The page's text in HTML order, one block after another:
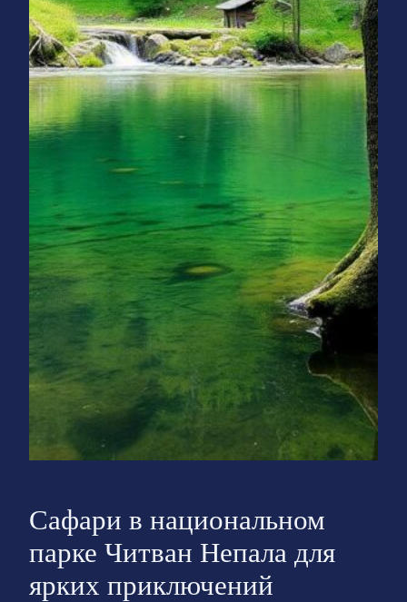
Сафари в национальном
парке Читван Непала для
ярких приключений